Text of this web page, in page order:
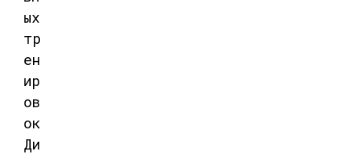
ых
тр
ен
ир
ов
ок
Ди